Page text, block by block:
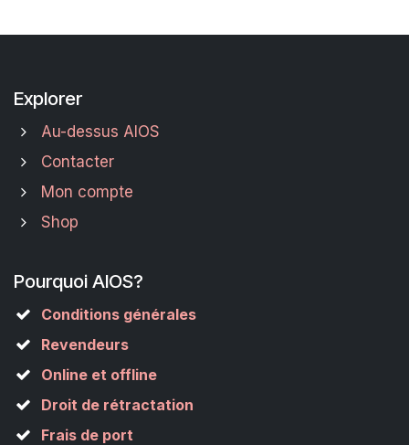
Explorer
Au-dessus AIOS
Contacter
Mon compte
Shop
Pourquoi AIOS?
Conditions générales
Revendeurs
Online et offline
Droit de rétractation
Frais de port